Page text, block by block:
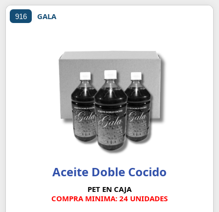
Aceite Doble Cocido
PET EN CAJA
COMPRA MINIMA: 24 UNIDADES
916 GALA